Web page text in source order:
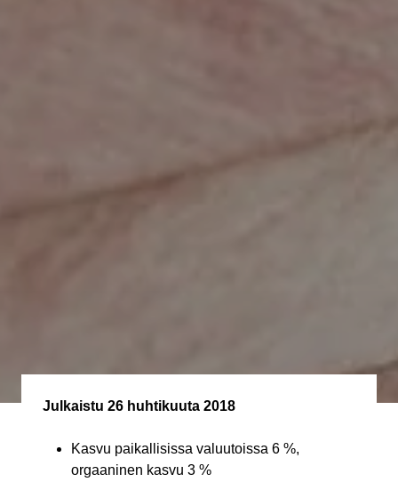
Julkaistu 26 huhtikuuta 2018
Kasvu paikallisissa valuutoissa 6 %,
orgaaninen kasvu 3 %